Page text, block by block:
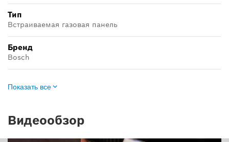
Тип
Встраиваемая газовая панель
Бренд
Bosch
Показать все
Видеообзор